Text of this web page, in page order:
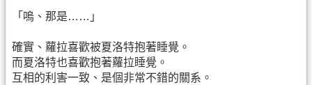
「嗚、那是……」
確實、蘿拉喜歡被夏洛特抱著睡覺。
而夏洛特也喜歡抱著蘿拉睡覺。
互相的利害一致、是個非常不錯的關系。